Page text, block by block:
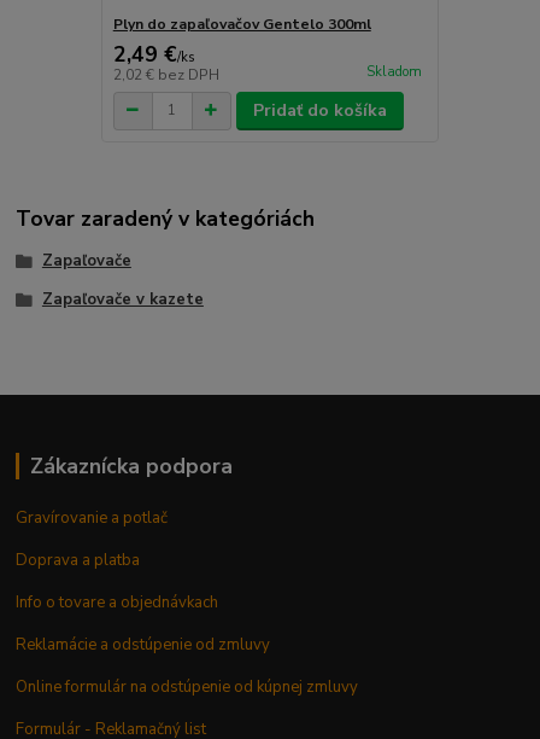
Plyn do zapaľovačov Gentelo 300ml
2,49 €/ks
2,02 € bez DPH Skladom
Pridať do košíka
Tovar zaradený v kategóriách
Zapaľovače
Zapaľovače v kazete
Zákaznícka podpora
Gravírovanie a potlač
Doprava a platba
Info o tovare a objednávkach
Reklamácie a odstúpenie od zmluvy
Online formulár na odstúpenie od kúpnej zmluvy
Formulár - Reklamačný list